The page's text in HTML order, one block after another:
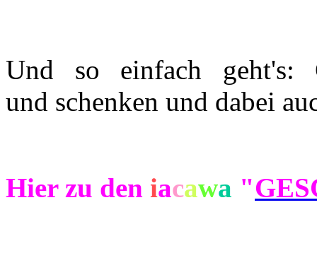
Und so einfach geht's:
und schenken und dabei
Hier zu den iacawa "